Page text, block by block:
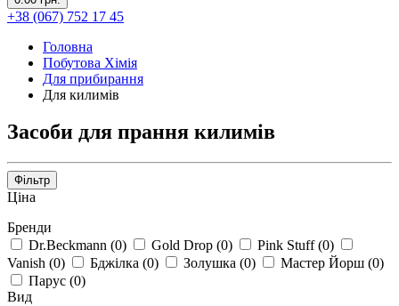
+38 (067) 752 17 45
Головна
Побутова Хімія
Для прибирання
Для килимів
Засоби для прання килимів
Фільтр
Ціна
Бренди
Dr.Beckmann (0) Gold Drop (0) Pink Stuff(0)
Vanish (0) Бджілка (0) Золушка (0) Мастер Йорш (0)
Парус (0)
Вид